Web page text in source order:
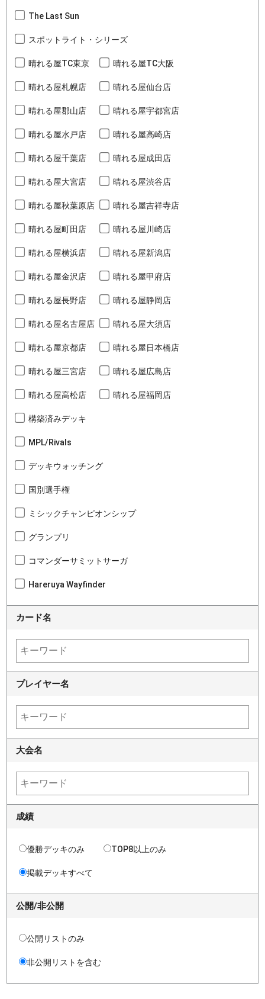
The Last Sun
スポットライト・シリーズ
晴れる屋TC東京 晴れる屋TC大阪
晴れる屋札幌店 晴れる屋仙台店
晴れる屋郡山店 晴れる屋宇都宮店
晴れる屋水戸店 晴れる屋高崎店
晴れる屋千葉店 晴れる屋成田店
晴れる屋大宮店 晴れる屋渋谷店
晴れる屋秋葉原店 晴れる屋吉祥寺店
晴れる屋町田店 晴れる屋川崎店
晴れる屋横浜店 晴れる屋新潟店
晴れる屋金沢店 晴れる屋甲府店
晴れる屋長野店 晴れる屋静岡店
晴れる屋名古屋店 晴れる屋大須店
晴れる屋京都店 晴れる屋日本橋店
晴れる屋三宮店 晴れる屋広島店
晴れる屋高松店 晴れる屋福岡店
構築済みデッキ
MPL/Rivals
デッキウォッチング
国別選手権
ミシックチャンピオンシップ
グランプリ
コマンダーサミットサーガ
Hareruya Wayfinder
カード名
プレイヤー名
大会名
成績
優勝デッキのみ TOP8以上のみ
掲載デッキすべて
公開/非公開
公開リストのみ
非公開リストを含む